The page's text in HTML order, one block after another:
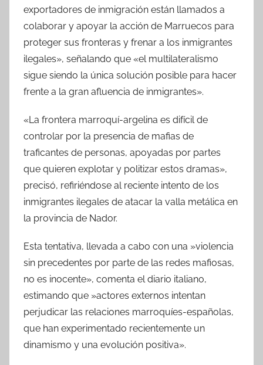
exportadores de inmigración están llamados a
colaborar y apoyar la acción de Marruecos para
proteger sus fronteras y frenar a los inmigrantes
ilegales», señalando que «el multilateralismo
sigue siendo la única solución posible para hacer
frente a la gran afluencia de inmigrantes».
«La frontera marroquí-argelina es difícil de
controlar por la presencia de mafias de
traficantes de personas, apoyadas por partes
que quieren explotar y politizar estos dramas»,
precisó, refiriéndose al reciente intento de los
inmigrantes ilegales de atacar la valla metálica en
la provincia de Nador.
Esta tentativa, llevada a cabo con una »violencia
sin precedentes por parte de las redes mafiosas,
no es inocente», comenta el diario italiano,
estimando que »actores externos intentan
perjudicar las relaciones marroquíes-españolas,
que han experimentado recientemente un
dinamismo y una evolución positiva».